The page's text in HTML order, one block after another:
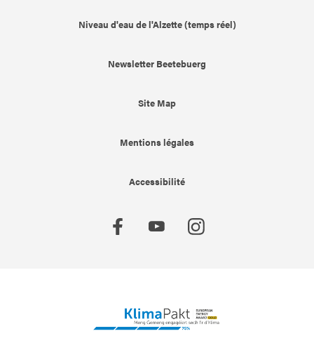
Niveau d'eau de l'Alzette (temps réel)
Newsletter Beetebuerg
Site Map
Mentions légales
Accessibilité